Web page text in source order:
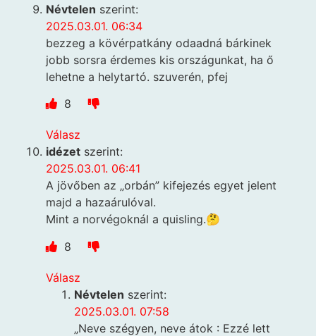
Névtelen szerint:
2025.03.01. 06:34
bezzeg a kövérpatkány odaadná bárkinek
jobb sorsra érdemes kis országunkat, ha ő
lehetne a helytartó. szuverén, pfej
8
Válasz
idézet szerint:
2025.03.01. 06:41
A jövőben az „orbán” kifejezés egyet jelent
majd a hazaárulóval.
Mint a norvégoknál a quisling.🤔
8
Válasz
Névtelen szerint:
2025.03.01. 07:58
„Neve szégyen, neve átok : Ezzé lett